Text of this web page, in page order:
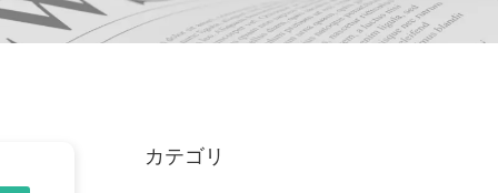
カテゴリ